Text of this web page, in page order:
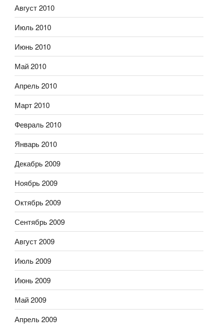
Август 2010
Июль 2010
Июнь 2010
Май 2010
Апрель 2010
Март 2010
Февраль 2010
Январь 2010
Декабрь 2009
Ноябрь 2009
Октябрь 2009
Сентябрь 2009
Август 2009
Июль 2009
Июнь 2009
Май 2009
Апрель 2009